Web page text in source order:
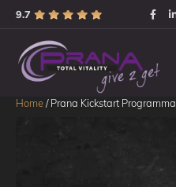
9.7
Home/ Prana Kickstart Programma